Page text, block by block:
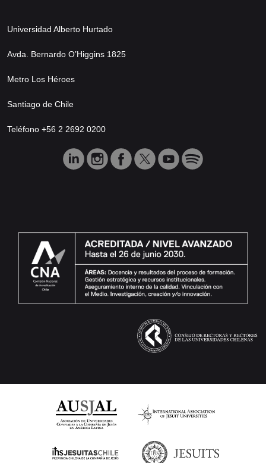
Universidad Alberto Hurtado
Avda. Bernardo O’Higgins 1825
Metro Los Héroes
Santiago de Chile
Teléfono +56 2 2692 0200